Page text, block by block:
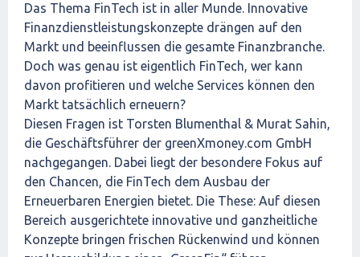
Das Thema FinTech ist in aller Munde. Innovative
Finanzdienstleistungskonzepte drängen auf den
Markt und beeinflussen die gesamte Finanzbranche.
Doch was genau ist eigentlich FinTech, wer kann
davon profitieren und welche Services können den
Markt tatsächlich erneuern?
Diesen Fragen ist Torsten Blumenthal & Murat Sahin,
die Geschäftsführer der greenXmoney.com GmbH
nachgegangen. Dabei liegt der besondere Fokus auf
den Chancen, die FinTech dem Ausbau der
Erneuerbaren Energien bietet. Die These: Auf diesen
Bereich ausgerichtete innovative und ganzheitliche
Konzepte bringen frischen Rückenwind und können